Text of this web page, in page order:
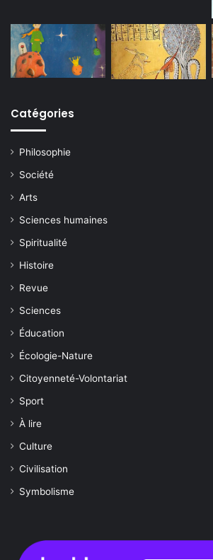
Catégories
Philosophie
Société
Arts
Sciences humaines
Spiritualité
Histoire
Revue
Sciences
Éducation
Écologie-Nature
Citoyenneté-Volontariat
Sport
À lire
Culture
Civilisation
Symbolisme